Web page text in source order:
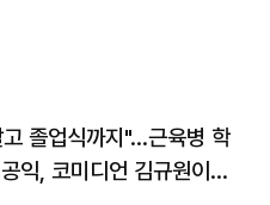
졸업식까지"…근육병 학
익, 코미디언 김규원이었